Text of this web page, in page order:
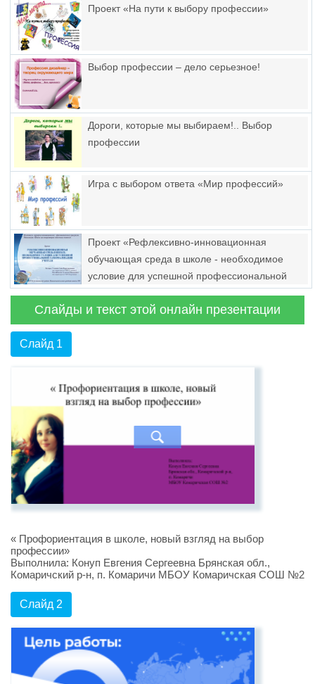
Проект «На пути к выбору профессии»
Выбор профессии – дело серьезное!
Дороги, которые мы выбираем!.. Выбор
профессии
Игра с выбором ответа «Мир профессий»
Проект «Рефлексивно-инновационная
обучающая среда в школе - необходимое
условие для успешной профессиональной
Слайды и текст этой онлайн презентации
Слайд 1
« Профориентация в школе, новый взгляд на выбор
профессии»
Выполнила: Конуп Евгения Сергеевна Брянская обл.,
Комаричский р-н, п. Комаричи МБОУ Комаричская СОШ №2
Слайд 2